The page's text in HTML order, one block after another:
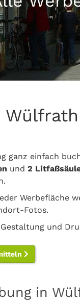
ganz einfach
und 2
Werbefläche
Fotos.
und
in